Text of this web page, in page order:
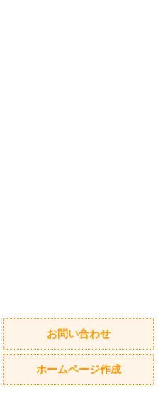
お問い合わせ
ホームページ作成